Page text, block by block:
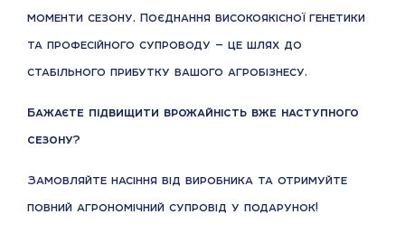
моменти сезону. Поєднання високоякісної генетики
та професійного супроводу — це шлях до
стабільного прибутку вашого агробізнесу.
Бажаєте підвищити врожайність вже наступного
сезону?
Замовляйте насіння від виробника та отримуйте
повний агрономічний супровід у подарунок!